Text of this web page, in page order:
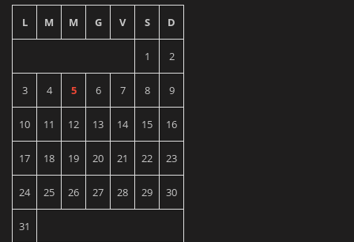
L M M G V S D
1 2
3 4 5 6 7 8 9
10 11 12 13 14 15 16
17 18 19 20 21 22 23
24 25 26 27 28 29 30
31